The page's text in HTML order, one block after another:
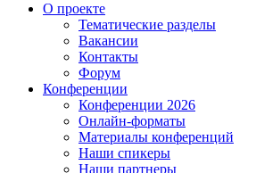
О проекте
Тематические разделы
Вакансии
Контакты
Форум
Конференции
Конференции 2026
Онлайн-форматы
Материалы конференций
Наши спикеры
Наши партнеры